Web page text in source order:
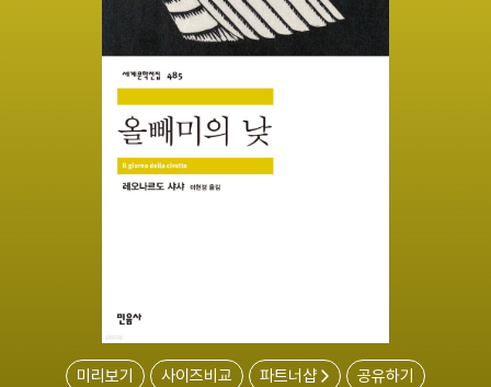
미리보기 사이즈비교 파트너샵 공유하기